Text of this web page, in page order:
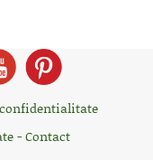
- Contact